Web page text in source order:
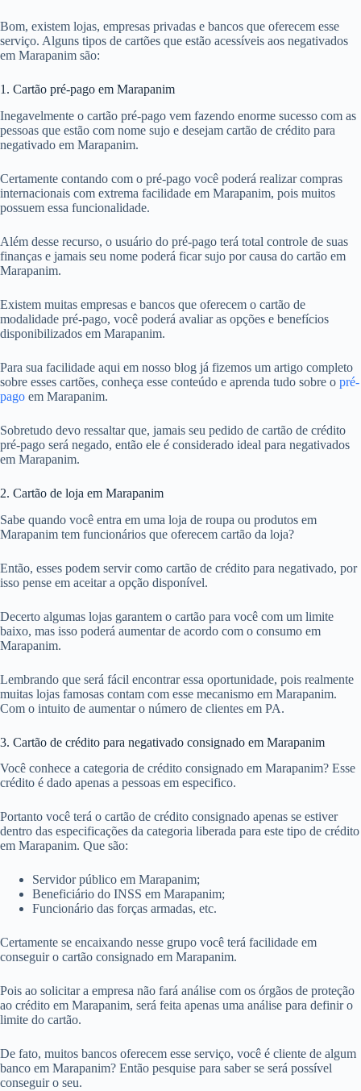
Bom, existem lojas, empresas privadas e bancos que oferecem esse
serviço. Alguns tipos de cartões que estão acessíveis aos negativados
em Marapanim são:
1. Cartão pré-pago em Marapanim
Inegavelmente o cartão pré-pago vem fazendo enorme sucesso com as
pessoas que estão com nome sujo e desejam cartão de crédito para
negativado em Marapanim.
Certamente contando com o pré-pago você poderá realizar compras
internacionais com extrema facilidade em Marapanim, pois muitos
possuem essa funcionalidade.
Além desse recurso, o usuário do pré-pago terá total controle de suas
finanças e jamais seu nome poderá ficar sujo por causa do cartão em
Marapanim.
Existem muitas empresas e bancos que oferecem o cartão de
modalidade pré-pago, você poderá avaliar as opções e benefícios
disponibilizados em Marapanim.
Para sua facilidade aqui em nosso blog já fizemos um artigo completo
sobre esses cartões, conheça esse conteúdo e aprenda tudo sobre o pré-
pago em Marapanim.
Sobretudo devo ressaltar que, jamais seu pedido de cartão de crédito
pré-pago será negado, então ele é considerado ideal para negativados
em Marapanim.
2. Cartão de loja em Marapanim
Sabe quando você entra em uma loja de roupa ou produtos em
Marapanim tem funcionários que oferecem cartão da loja?
Então, esses podem servir como cartão de crédito para negativado, por
isso pense em aceitar a opção disponível.
Decerto algumas lojas garantem o cartão para você com um limite
baixo, mas isso poderá aumentar de acordo com o consumo em
Marapanim.
Lembrando que será fácil encontrar essa oportunidade, pois realmente
muitas lojas famosas contam com esse mecanismo em Marapanim.
Com o intuito de aumentar o número de clientes em PA.
3. Cartão de crédito para negativado consignado em Marapanim
Você conhece a categoria de crédito consignado em Marapanim? Esse
crédito é dado apenas a pessoas em especifico.
Portanto você terá o cartão de crédito consignado apenas se estiver
dentro das especificações da categoria liberada para este tipo de crédito
em Marapanim. Que são:
Servidor público em Marapanim;
Beneficiário do INSS em Marapanim;
Funcionário das forças armadas, etc.
Certamente se encaixando nesse grupo você terá facilidade em
conseguir o cartão consignado em Marapanim.
Pois ao solicitar a empresa não fará análise com os órgãos de proteção
ao crédito em Marapanim, será feita apenas uma análise para definir o
limite do cartão.
De fato, muitos bancos oferecem esse serviço, você é cliente de algum
banco em Marapanim? Então pesquise para saber se será possível
conseguir o seu.